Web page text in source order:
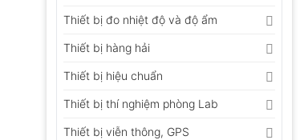
Thiết bị đo nhiệt độ và độ ẩm
Thiết bị hàng hải
Thiết bị hiệu chuẩn
Thiết bị thí nghiệm phòng Lab
Thiết bị viễn thông, GPS